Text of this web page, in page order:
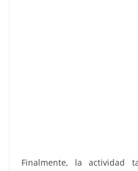
Finalmente, la actividad